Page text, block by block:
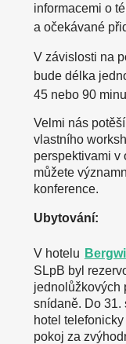
informacemi o
a očekávané
V závislosti na
bude délka
45 nebo 90
Velmi nás
vlastního
perspektivami v
můžete
konference.
Ubytování:
V hotelu
SLpB byl
jednolůžkových
snídaně. Do 31.
hotel
pokoj za